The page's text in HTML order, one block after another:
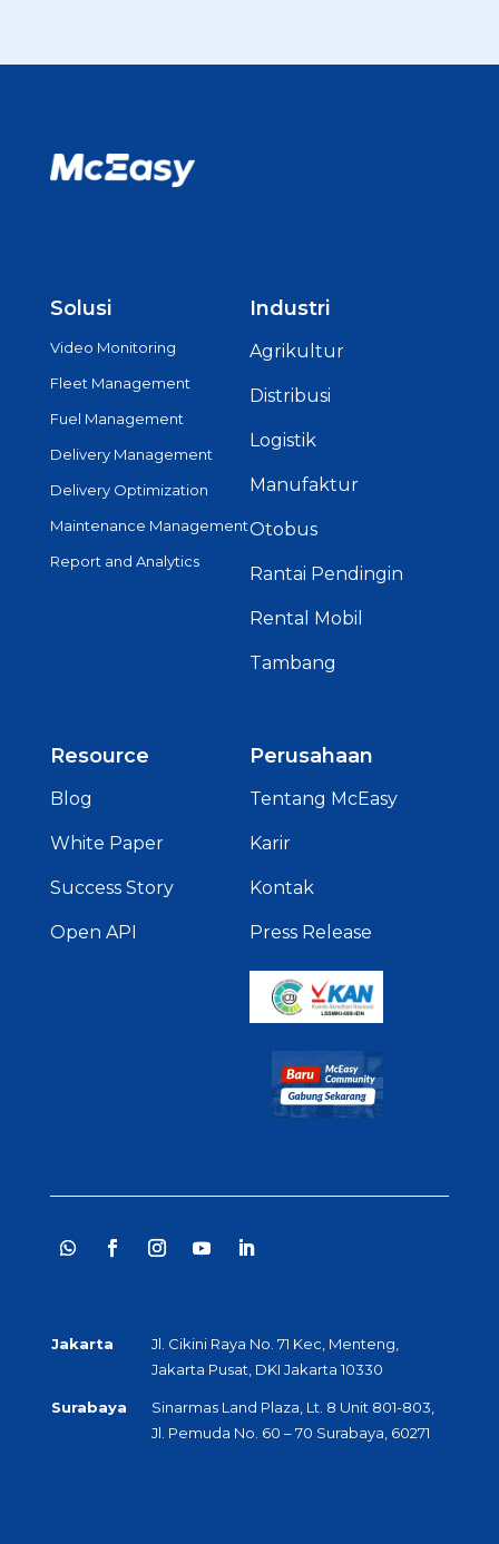
Solusi
Video Monitoring
Fleet Management
Fuel Management
Delivery Management
Delivery Optimization
Maintenance Management
Report and Analytics
Industri
Agrikultur
Distribusi
Logistik
Manufaktur
Otobus
Rantai Pendingin
Rental Mobil
Tambang
Resource
Blog
White Paper
Success Story
Open API
Perusahaan
Tentang McEasy
Karir
Kontak
Press Release
Jakarta
Jl. Cikini Raya No. 71 Kec, Menteng,
Jakarta Pusat, DKI Jakarta 10330
Surabaya
Sinarmas Land Plaza, Lt. 8 Unit 801-803,
Jl. Pemuda No. 60 – 70 Surabaya, 60271